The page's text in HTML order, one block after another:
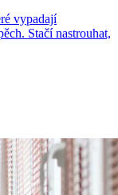
vypadají
Stačí nastrouhat,